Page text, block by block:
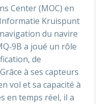
Center (MOC) en
Kruispunt
du navire
a joué un rôle
de
à ses capteurs
vol et sa capacité à
en temps réel, il a